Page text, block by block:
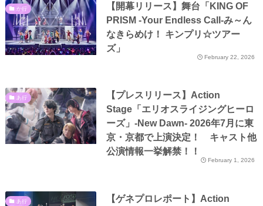
か行
【開幕リリース】舞台「KING OF
PRISM -Your Endless Call-み～ん
なきらめけ！ キンプリ☆ツアー
ズ」
February 22, 2026
あ行
【プレスリリース】Action
Stage「エリオスライジングヒーロ
ーズ」-New Dawn- 2026年7月に東
京・京都で上演決定！ キャスト他
公演情報一挙解禁！！
February 1, 2026
あ行
【ゲネプロレポート】Action